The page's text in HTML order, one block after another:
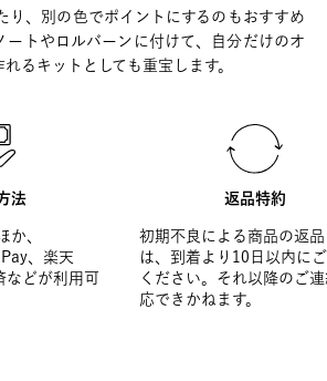
り、別の色でポイントにするのもおすすめ
ートやロルバーンに付けて、自分だけのオ
るキットとしても重宝します。
法
か、
、楽天
どが利用可
返品特約
初期不良による商品の返
は、到着より10日以内に
ください。それ以降のご
応できかねます。